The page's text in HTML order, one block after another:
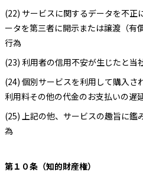
(22) サービスに関するデータを不正
ータを第三者に開示または譲渡（有
行為
(23) 利用者の信用不安が生じたと当
(24) 個別サービスを利用して購入さ
利用料その他の代金のお支払いの遅
(25) 上記の他、サービスの趣旨に鑑
為
第１０条（知的財産権）